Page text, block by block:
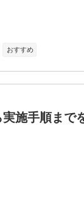
おすすめ
施手順まで